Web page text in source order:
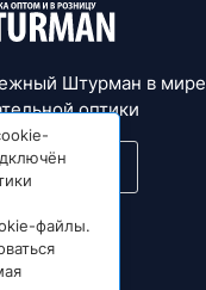
Штурман в мире
оптики
на новости
2026файлы.